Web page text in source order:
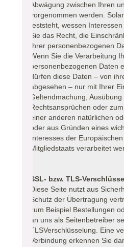
Abwägung zwischen Ihren
vorgenommen werden.
feststeht, wessen
Sie das Recht, die
Ihrer personenbezogenen
Wenn Sie die Verarbeitung
personenbezogenen Daten
dürfen diese Daten – von
abgesehen – nur mit Ihrer
Geltendmachung,
Rechtsansprüchen oder
einer anderen natürlichen
oder aus Gründen eines
Interesses der
Mitgliedstaats verarbeitet
SSL- bzw. TLS-
Diese Seite nutzt aus
Schutz der Übertragung
zum Beispiel Bestellungen
an uns als Seitenbetreiber
TLSVerschlüsselung. Eine
Verbindung erkennen Sie